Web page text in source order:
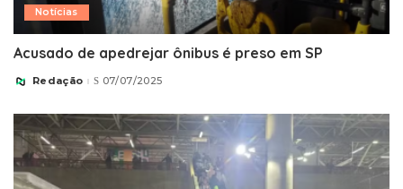
Notícias
Acusado de apedrejar ônibus é preso em SP
Posted
Redação 07/07/2025